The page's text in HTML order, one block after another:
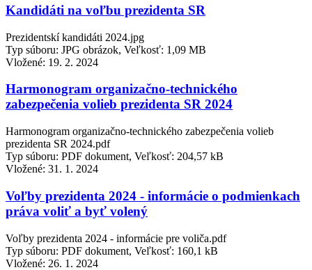
Kandidáti na voľbu prezidenta SR
Prezidentskí kandidáti 2024.jpg
Typ súboru: JPG obrázok, Veľkosť: 1,09 MB
Vložené: 19. 2. 2024
Harmonogram organizačno-technického
zabezpečenia volieb prezidenta SR 2024
Harmonogram organizačno-technického zabezpečenia volieb
prezidenta SR 2024.pdf
Typ súboru: PDF dokument, Veľkosť: 204,57 kB
Vložené: 31. 1. 2024
Voľby prezidenta 2024 - informácie o podmienkach
práva voliť a byť volený
Voľby prezidenta 2024 - informácie pre voliča.pdf
Typ súboru: PDF dokument, Veľkosť: 160,1 kB
Vložené: 26. 1. 2024